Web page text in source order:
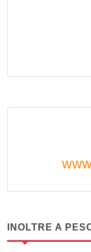
INOLTRE A